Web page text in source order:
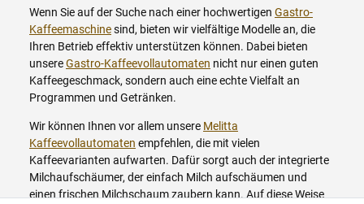
Wenn Sie auf der Suche nach einer hochwertigen Gastro-
Kaffeemaschinesind, bieten wir vielfältige Modelle an, die
Ihren Betrieb effektiv unterstützen können. Dabei bieten
unsereGastro-Kaffeevollautomaten nicht nur einen guten
Kaffeegeschmack, sondern auch eine echte Vielfalt an
Programmen und Getränken.
Wir können Ihnen vor allem unsere Melitta
Kaffeevollautomaten empfehlen, die mit vielen
Kaffeevarianten aufwarten. Dafür sorgt auch der integrierte
Milchaufschäumer, der einfach Milch aufschäumen und
einen frischen Milchschaum zaubern kann. Auf diese Weise